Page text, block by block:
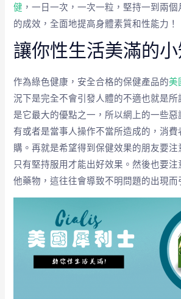
健 ，一日一次，一次一粒，堅持一到兩
的成效，全面地提高身體素質和性能力！
讓你性生活美滿的小
作為綠色健康，安全合格的保健產品的美
況下是完全不會引發人體的不適也就是
是它最大的優點之一，所以網上的一些惡
有或者是當事人操作不當所造成的，消
購。再就是希望得到保健效果的朋友要注
只有堅持服用才能出好效果。然後也要
他藥物，這往往會導致不明問題的出現而